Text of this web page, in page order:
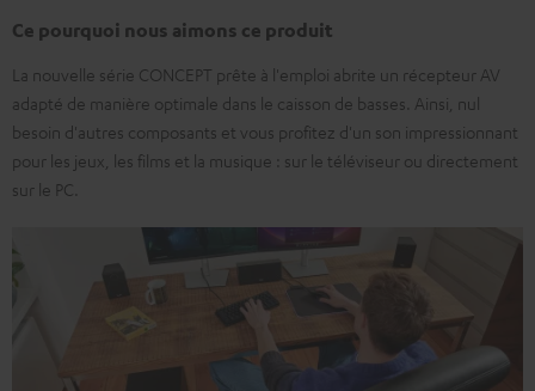
Ce pourquoi nous aimons ce produit
La nouvelle série CONCEPT prête à l'emploi abrite un récepteur AV
adapté de manière optimale dans le caisson de basses. Ainsi, nul
besoin d'autres composants et vous profitez d'un son impressionnant
pour les jeux, les films et la musique : sur le téléviseur ou directement
sur le PC.